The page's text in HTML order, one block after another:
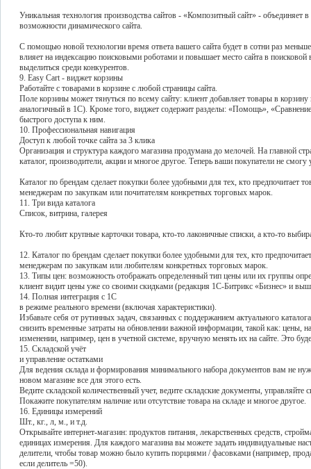
Уникальная технология производства сайтов - «Композитный сайт» - объединяет в
возможности динамического сайта.
С помощью новой технологии время ответа вашего сайта будет в сотни раз
влияет на индексацию поисковыми роботами и повышает место сайта в поисковой
выделиться среди конкурентов.
9. Easy Cart - виджет корзины
Работайте с товарами в корзине с любой страницы сайта.
Поле корзины может тянуться по всему сайту: клиент добавляет товары в корзину
аналогичный в 1С). Кроме того, виджет содержит разделы: «Помощь»,
быстрого доступа к ним.
10. Профессиональная навигация
Доступ к любой точке сайта за 3 клика
Организация и структура каждого магазина продумана до мелочей. На главной
каталог, производители, акции и многое другое. Теперь ваши покупатели не смогу
Каталог по брендам сделает покупки более удобными для тех, кто предпочитает
менеджерам по закупкам или почитателям конкретных торговых марок.
11. Три вида каталога
Список, витрина, галерея
Кто-то любит крупные карточки товара, кто-то лаконичные списки, а кто-то
12. Каталог по брендам сделает покупки более удобными для тех, кто
менеджерам по закупкам или любителям конкретных торговых марок.
13. Типы цен: возможность отображать определенный тип цены или их группы
клиент видит цены уже со своими скидками (редакция 1С-Битрикс «Бизнес» и
14. Полная интеграция с 1С
в режиме реального времени (включая характеристики).
Избавьте себя от рутинных задач, связанных с поддержанием актуального
снизить временные затраты на обновлении важной информации, такой как: цены,
изменении, например, цен в учетной системе, вручную менять их на сайте. Это
15. Складской учёт
и управление остатками
Для ведения склада и формирования минимального набора документов вам не
новом магазине все для этого есть.
Ведите складской количественный учет, ведите складские документы,
Покажите покупателям наличие или отсутствие товара на складе и многое другое.
16. Единицы измерений
Шт., кг., л, м., и т.д.
Открывайте интернет-магазин: продуктов питания, лекарственных средств,
единицах измерения. Для каждого магазина вы можете задать индивидуальные
делители, чтобы товар можно было купить порциями / фасовками (например,
если делитель =50).